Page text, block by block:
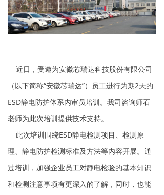
近日，受邀为安徽芯瑞达科技股份有限公司
（以下简称“安徽芯瑞达”）员工进行为期2天的
ESD静电防护体系内审员培训。我司咨询师石
老师为此次培训提供技术支持。
此次培训围绕ESD静电检测项目、检测原
理、静电防护检测标准及方法等内容开展。通
过培训，加强企业员工对静电检验的基本知识
和检测注意事项有更深入的了解，同时，也能